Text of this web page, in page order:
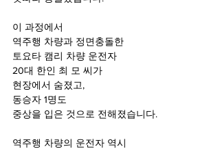
이 과정에서
역주행 차량과 정면충돌한
토요타 캠리 차량 운전자
20대 한인 최 모 씨가
현장에서 숨졌고,
동승자 1명도
중상을 입은 것으로 전해졌습니다.
역주행 차량의 운전자 역시